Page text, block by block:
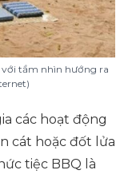
với tầm nhìn hướng ra
các hoạt động
cát hoặc đốt lửa
tiệc BBQ là